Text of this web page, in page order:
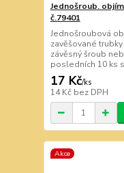
Jednošroub.
č.79401
Jednošroubová
zavěšované
závěsný šroub
posledních 10 ks
17 Kč/ks
14 Kč bez DPH
Akce